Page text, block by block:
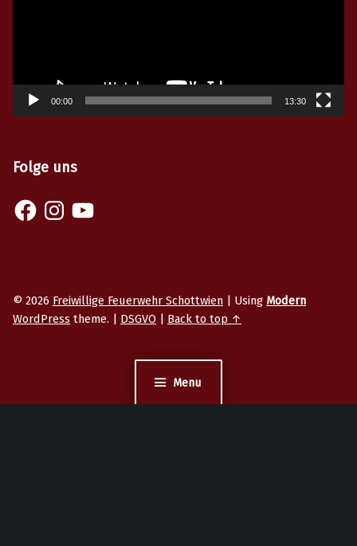
Menu
00:00 13:30
Folge uns
© 2026 Freiwillige Feuerwehr Schottwien Using Modern
WordPress theme. DSGVO Back to top ↑